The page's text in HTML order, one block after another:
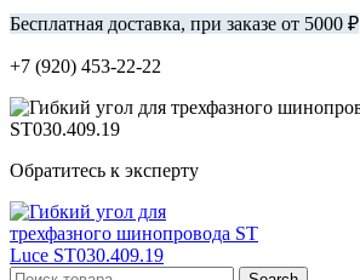
Бесплатная доставка, при заказе от 5000 ₽
+7 (920) 453-22-22
Обратитесь к эксперту